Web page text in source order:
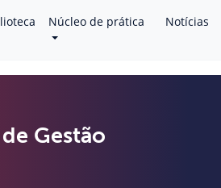
Núcleo de prática Notícias
Gestão